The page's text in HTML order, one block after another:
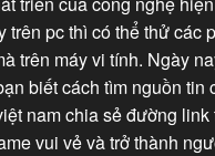
trên pc thì có thể thử các
trên máy vi tính. Ngày
biết cách tìm nguồn tin
nam chia sẻ đường
vui vẻ và trở thành